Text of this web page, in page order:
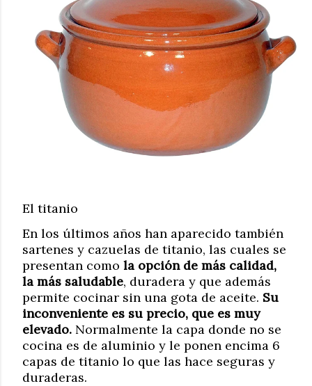
El titanio
En los últimos años han aparecido también
sartenes y cazuelas de titanio, las cuales se
presentan como la opción de más calidad,
la más saludable, duradera y que además
permite cocinar sin una gota de aceite. Su
inconveniente es su precio, que es muy
elevado. Normalmente la capa donde no se
cocina es de aluminio y le ponen encima 6
capas de titanio lo que las hace seguras y
duraderas.